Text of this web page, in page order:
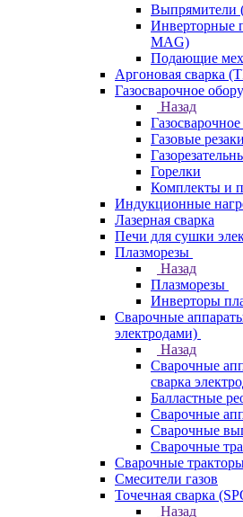
Выпрямители
Инверторные
MAG)
Подающие
Аргоновая сварка
Газосварочное
Назад
Газовые резаки
Горелки
Комплекты и
Индукционные
Лазерная сварка
Печи для сушки
Плазморезы
Назад
Плазморезы
Инверторы
Сварочные
электродами)
Назад
Сварочные
сварка
Балластные
Сварочные
Сварочные
Сварочные
Сварочные
Смесители газов
Точечная сварка
Назад